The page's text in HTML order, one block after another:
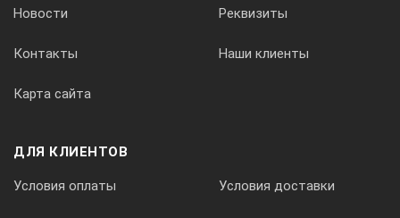
Новости Реквизиты
Контакты Наши клиенты
Карта сайта
ДЛЯ КЛИЕНТОВ
Условия оплаты Условия доставки